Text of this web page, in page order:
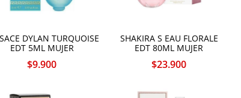
DYLAN TURQUOISE
EDT 5ML MUJER
$9.900
SHAKIRA S EAU FLORALE
EDT 80ML MUJER
$23.900